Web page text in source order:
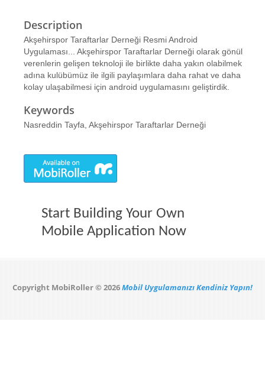
Description
Akşehirspor Taraftarlar Derneği Resmi Android
Uygulaması... Akşehirspor Taraftarlar Derneği olarak gönül
verenlerin gelişen teknoloji ile birlikte daha yakın olabilmek
adına kulübümüz ile ilgili paylaşımlara daha rahat ve daha
kolay ulaşabilmesi için android uygulamasını geliştirdik.
Keywords
Nasreddin Tayfa, Akşehirspor Taraftarlar Derneği
Start Building Your Own
Mobile Application Now
Copyright MobiRoller © 2026Mobil Uygulamanızı Kendiniz Yapın!